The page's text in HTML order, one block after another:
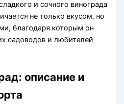
и сочного винограда
не только вкусом, но
благодаря которым он
садоводов и любителей
описание и